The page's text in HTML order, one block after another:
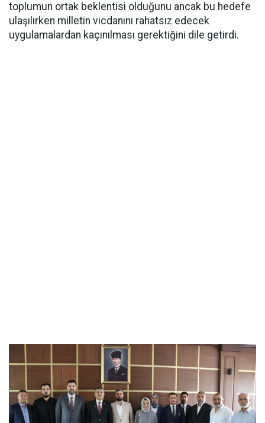
toplumun ortak beklentisi olduğunu ancak bu hedefe
ulaşılırken milletin vicdanını rahatsız edecek
uygulamalardan kaçınılması gerektiğini dile getirdi.